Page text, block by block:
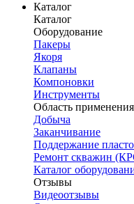
Каталог
Каталог
Оборудование
Пакеры
Якоря
Клапаны
Компоновки
Инструменты
Область применения
Добыча
Заканчивание
Поддержание
Ремонт скважин
Каталог
Отзывы
Видеоотзывы